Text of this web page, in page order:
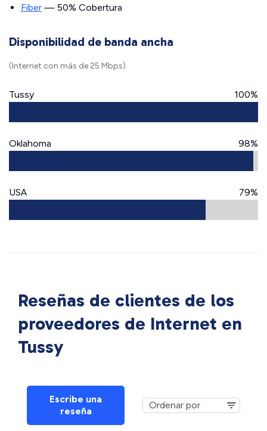
Fiber — 50% Cobertura
Disponibilidad de banda ancha
(Internet con más de 25 Mbps)
Tussy 100%
Oklahoma 98%
USA 79%
Reseñas de clientes de los
proveedores de Internet en
Tussy
Escribe una
reseña